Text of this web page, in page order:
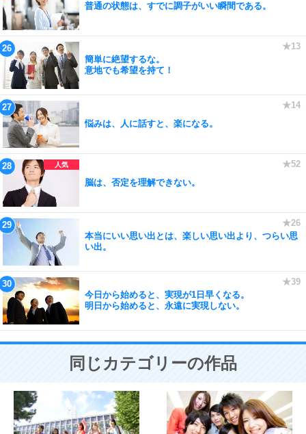
普通の状態は、すでに調子がいい瞬間である。
簡単に絶望するな。
意地でも希望を持て！
悩みは、人に話すと、楽になる。
脳は、否定を理解できない。
本当にいい思い出とは、楽しい思い出より、つらい思
い出。
今日から始めると、実現が1日早くなる。
明日から始めると、永遠に実現しない。
同じカテゴリーの作品